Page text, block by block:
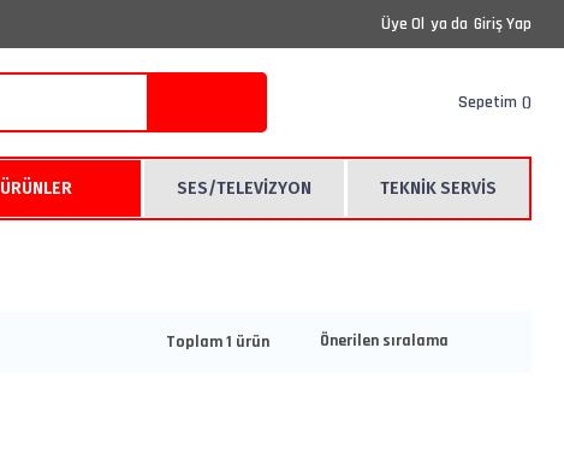
Üye Ol ya da Giriş Yap
Sepetim
SES/TELEVİZYON TEKNİK SERVİS
Toplam 1 ürün